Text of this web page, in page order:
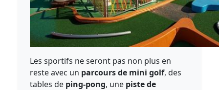
Les sportifs ne seront pas non plus en
reste avec un parcours de mini golf, des
tables de ping-pong, une piste de